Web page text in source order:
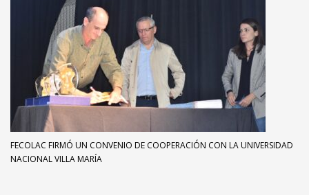
FECOLAC FIRMÓ UN CONVENIO DE COOPERACIÓN CON LA UNIVERSIDAD
NACIONAL VILLA MARÍA